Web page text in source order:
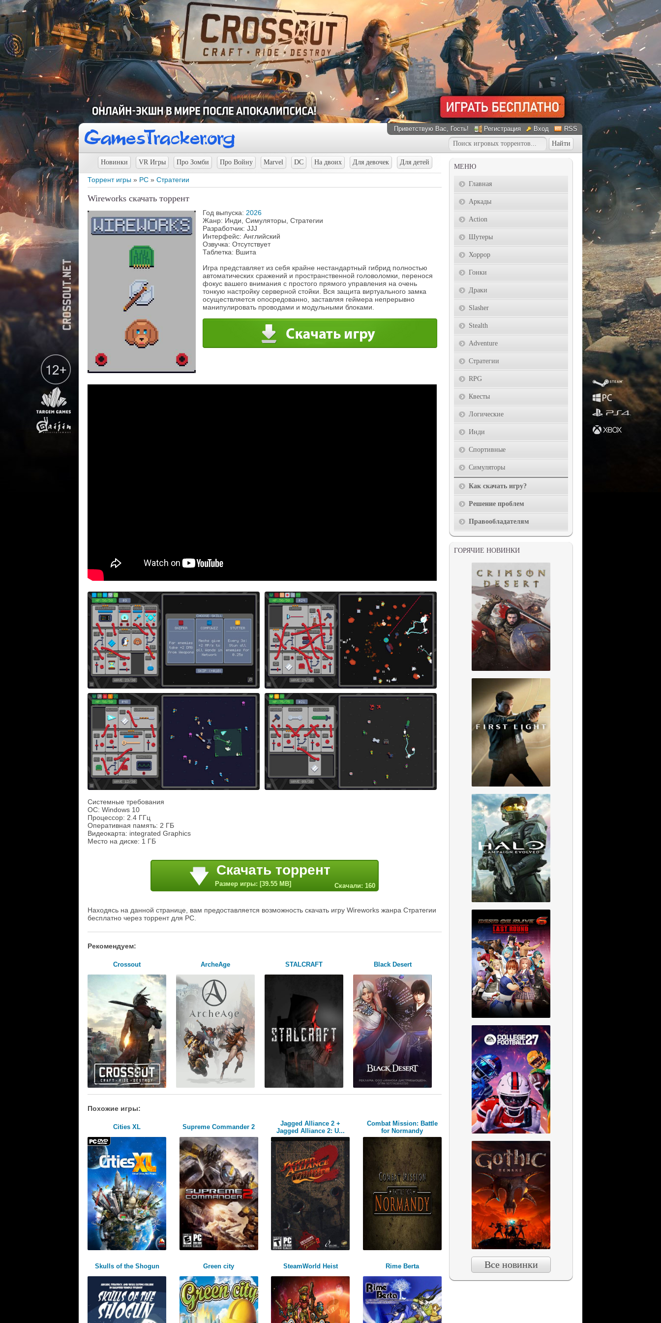
Приветствую Вас, Гость! Регистрация Вход RSS
Новинки VR Игры Про Зомби Про Войну Marvel DC На двоих Для девочек Для детей
Торрент игры » PC » Стратегии
Wireworks скачать торрент
Год выпуска: 2026
Жанр: Инди, Симуляторы, Стратегии
Разработчик: JJJ
Интерфейс: Английский
Озвучка: Отсутствует
Таблетка: Вшита
Игра представляет из себя крайне нестандартный гибрид полностью
автоматических сражений и пространственной головоломки, перенося
фокус вашего внимания с простого прямого управления на очень
тонкую настройку серверной стойки. Вся защита виртуального замка
осуществляется опосредованно, заставляя геймера непрерывно
манипулировать проводами и модульными блоками.
Системные требования
ОС: Windows 10
Процессор: 2.4 ГГц
Оперативная память: 2 ГБ
Видеокарта: integrated Graphics
Место на диске: 1 ГБ
Скачать торрент
Размер игры: [39.55 MB] Скачали: 160
Находясь на данной странице, вам предоставляется возможность скачать игру Wireworks жанра Стратегии
бесплатно через торрент для PC.
Рекомендуем:
Crossout ArcheAge STALCRAFT Black Desert
Похожие игры:
Cities XL Supreme Commander 2
Jagged Alliance 2 +
Jagged Alliance 2: U...
Combat Mission: Battle
for Normandy
Skulls of the Shogun Green city SteamWorld Heist Rime Berta
МЕНЮ
Главная
Аркады
Action
Шутеры
Хоррор
Гонки
Драки
Slasher
Stealth
Adventure
Стратегии
RPG
Квесты
Логические
Инди
Спортивные
Симуляторы
Как скачать игру?
Решение проблем
Правообладателям
ГОРЯЧИЕ НОВИНКИ
Все новинки